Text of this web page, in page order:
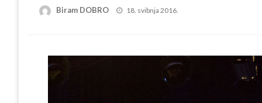
Biram DOBRO
Posted
18. svibnja 2016.